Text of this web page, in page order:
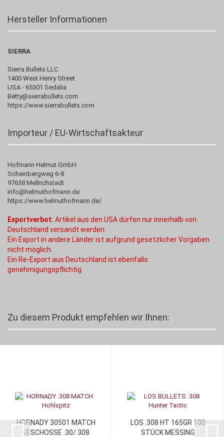
Hersteller Informationen
SIERRA
Sierra Bullets LLC
1400 West Henry Street
USA - 65301 Sedalia
Betty@sierrabullets.com
https://www.sierrabullets.com
Importeur / EU-Wirtschaftsakteur
Hofmann Helmut GmbH
Scheinbergweg 6-8
97638 Mellrichstadt
info@helmuthofmann.de
https://www.helmuthofmann.de/
Exportverbot: Artikel aus den USA dürfen nur innerhalb von
Deutschland versandt werden.
Ein Export in andere Länder ist aufgrund gesetzlicher Vorgaben
nicht möglich.
Ein Re-Export aus Deutschland ist ebenfalls
genehmigungspflichtig.
Zu diesem Produkt empfehlen wir Ihnen:
HORNADY 30501 MATCH
GESCHOSSE .30/.308
LOS .308 HT 165GR 100
STÜCK MESSING